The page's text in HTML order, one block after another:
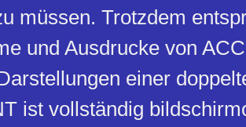
müssen. Trotzdem
und Ausdrucke von
einer
ist vollständig